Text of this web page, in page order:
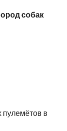
собак
в